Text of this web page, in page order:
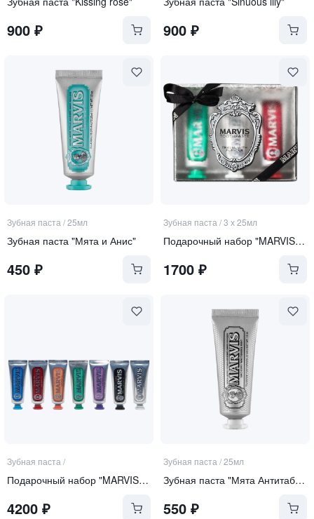
900 ₽ 900₽
Зубная паста /25мл
Зубная паста "Мята и Анис"
450 ₽
Зубная паста /3 х 25мл
Подарочный набор "MARVIS 3 FLAVOURS"
1700₽
Зубная паста /
Подарочный набор "MARVIS 7 FLAVOURS"
4200 ₽
Зубная паста /25мл
Зубная паста "Мята Антитабак" отбеливающая
550₽